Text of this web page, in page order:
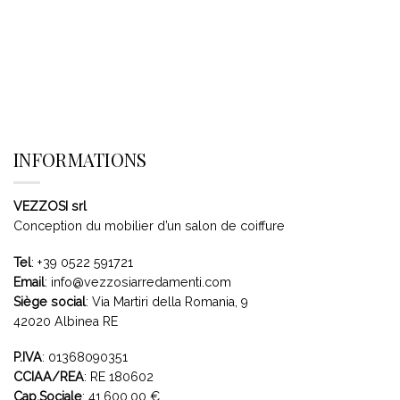
INFORMATIONS
VEZZOSI srl
Conception du mobilier d’un salon de coiffure
Tel: +39 0522 591721
Email: info@vezzosiarredamenti.com
Siège social: Via Martiri della Romania, 9
42020 Albinea RE
P.IVA: 01368090351
CCIAA/REA: RE 180602
Cap.Sociale: 41.600,00 €